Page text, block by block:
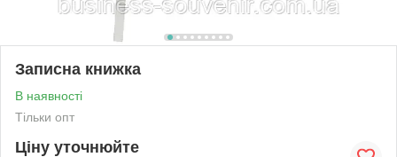
Записна книжка
В наявності
Тільки опт
Ціну уточнюйте